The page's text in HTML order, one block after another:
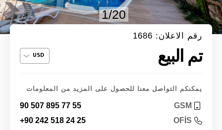
1/20
رقم الاعلان: 1686
تم البيع
يمكنكم التواصل معنا للحصول على المزيد من المعلومات
GSM
90 507 895 77 55
OFİS
+90 242 518 24 25